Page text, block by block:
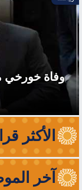
وفاة خورخي
الأكثر
آخر